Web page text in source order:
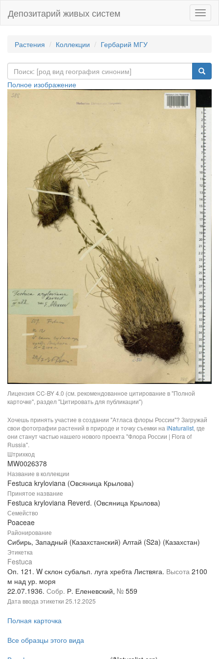
Депозитарий живых систем
Растения Коллекции Гербарий МГУ
Полное изображение
Лицензия CC-BY 4.0 (см. рекомендованное цитирование в "Полной
карточке", раздел "Цитировать для публикации")
Хочешь принять участие в создании "Атласа флоры России"? Загружай
свои фотографии растений в природе и точку съемки на iNaturalist, где
они станут частью нашего нового проекта "Флора России | Flora of
Russia".
Штрихкод
MW0026378
Название в коллекции
Festuca kryloviana (Овсяница Крылова)
Принятое название
Festuca kryloviana Reverd. (Овсяница Крылова)
Семейство
Poaceae
Районирование
Сибирь, Западный (Казахстанский) Алтай (S2a) (Казахстан)
Этикетка
Festuca
Оп. 121. W склон субальп. луга хребта Листвяга. Высота 2100
м над ур. моря
22.07.1936. Собр. Р. Еленевский, № 559
Дата ввода этикетки 25.12.2025
Полная карточка
Все образцы этого вида